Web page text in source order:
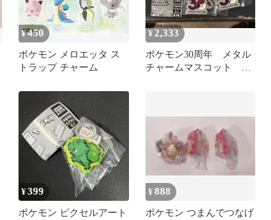
¥450
ポケモン メロエッタ ス
トラップ チャーム
¥ 2,333
ポケモン30周年 メタル
チャームマスコット 5
¥399
ポケモン ピクセルアート
¥888
ポケモン つまんでつなげ